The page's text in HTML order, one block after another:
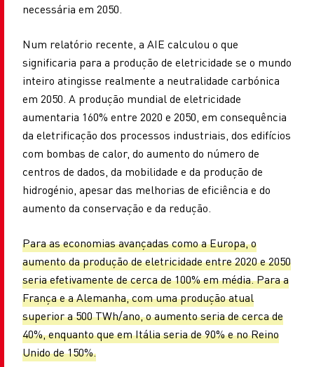
necessária em 2050.
Num relatório recente, a AIE calculou o que
significaria para a produção de eletricidade se o mundo
inteiro atingisse realmente a neutralidade carbónica
em 2050. A produção mundial de eletricidade
aumentaria 160% entre 2020 e 2050, em consequência
da eletrificação dos processos industriais, dos edifícios
com bombas de calor, do aumento do número de
centros de dados, da mobilidade e da produção de
hidrogénio, apesar das melhorias de eficiência e do
aumento da conservação e da redução.
Para as economias avançadas como a Europa, o
aumento da produção de eletricidade entre 2020 e 2050
seria efetivamente de cerca de 100% em média. Para a
França e a Alemanha, com uma produção atual
superior a 500 TWh/ano, o aumento seria de cerca de
40%, enquanto que em Itália seria de 90% e no Reino
Unido de 150%.